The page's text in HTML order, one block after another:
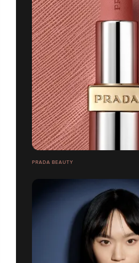
PRADA BEAUTY